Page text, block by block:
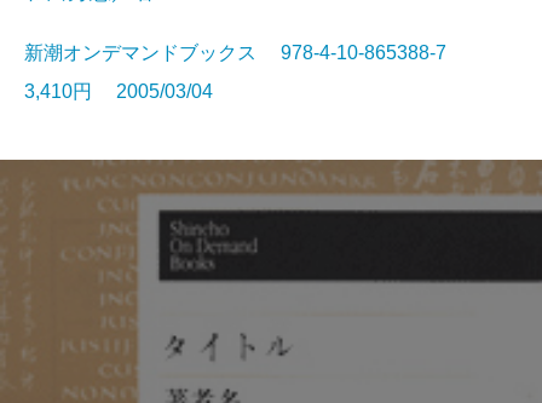
新潮オンデマンドブックス 978-4-10-865388-7
3,410円 2005/03/04